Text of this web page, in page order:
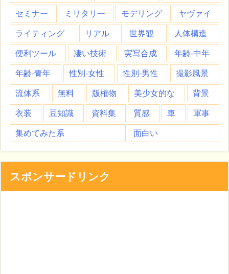
セミナー
ミリタリー モデリング
ヤヴァイ
ライティング
リアル 世界観
人体構造
便利ツール
凄い技術 実写合成
年齢-中年
年齢-青年
性別-女性 性別-男性
撮影風景
流体系
無料 版権物 美少女的な
背景
衣装
豆知識 資料集 質感 車
軍事
集めてみた系
面白い
スポンサードリンク